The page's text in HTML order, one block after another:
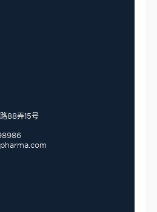
88弄15号